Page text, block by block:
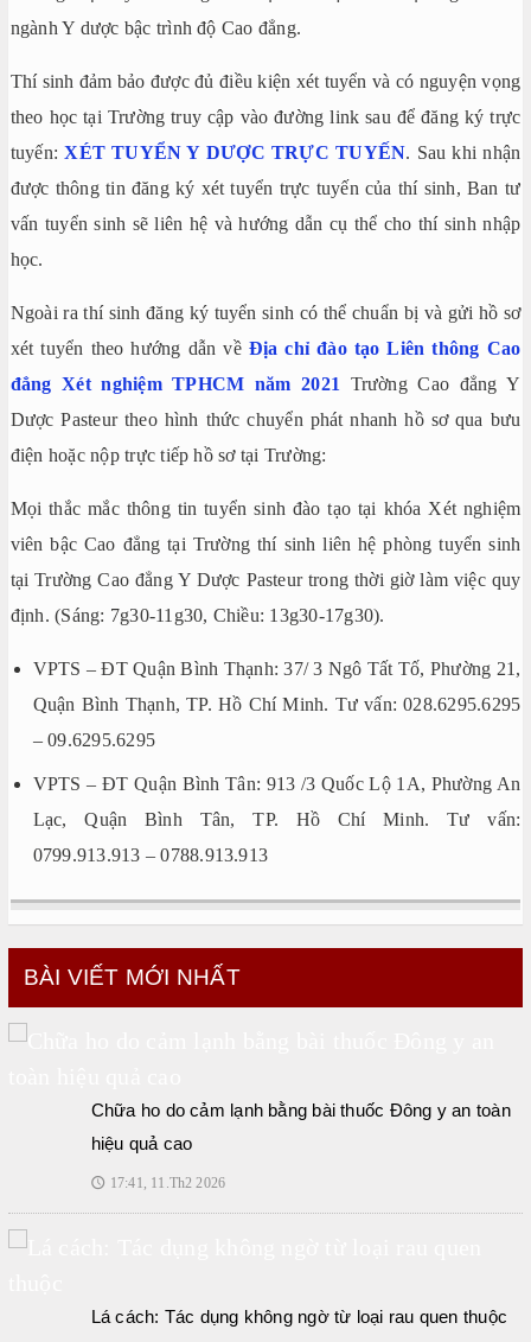
ngành Y dược bậc trình độ Cao đẳng.
Thí sinh đảm bảo được đủ điều kiện xét tuyển và có nguyện vọng
theo học tại Trường truy cập vào đường link sau để đăng ký trực
tuyến:XÉT TUYỂN Y DƯỢC TRỰC TUYẾN. Sau khi nhận
được thông tin đăng ký xét tuyển trực tuyến của thí sinh, Ban tư
vấn tuyển sinh sẽ liên hệ và hướng dẫn cụ thể cho thí sinh nhập
học.
Ngoài ra thí sinh đăng ký tuyển sinh có thể chuẩn bị và gửi hồ sơ
xét tuyển theo hướng dẫn về Địa chỉ đào tạo Liên thông Cao
đẳng Xét nghiệm TPHCM năm 2021
Trường Cao đẳng Y
Dược Pasteur theo hình thức chuyển phát nhanh hồ sơ qua bưu
điện hoặc nộp trực tiếp hồ sơ tại Trường:
Mọi thắc mắc thông tin tuyển sinh đào tạo tại khóa Xét nghiệm
viên bậc Cao đẳng tại Trường thí sinh liên hệ phòng tuyển sinh
tại Trường Cao đẳng Y Dược Pasteur trong thời giờ làm việc quy
định. (Sáng: 7g30-11g30, Chiều: 13g30-17g30).
VPTS – ĐT Quận Bình Thạnh: 37/ 3 Ngô Tất Tố, Phường 21,
Quận Bình Thạnh, TP. Hồ Chí Minh. Tư vấn: 028.6295.6295
– 09.6295.6295
VPTS – ĐT Quận Bình Tân: 913 /3 Quốc Lộ 1A, Phường An
Lạc, Quận Bình Tân, TP. Hồ Chí Minh. Tư vấn:
0799.913.913 – 0788.913.913
BÀI VIẾT MỚI NHẤT
Chữa ho do cảm lạnh bằng bài thuốc Đông y an toàn
hiệu quả cao
🕔 17:41, 11.Th2 2026
Lá cách: Tác dụng không ngờ từ loại rau quen thuộc